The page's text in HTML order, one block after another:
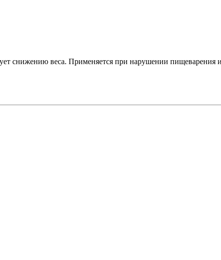
снижению веса. Применяется при нарушении